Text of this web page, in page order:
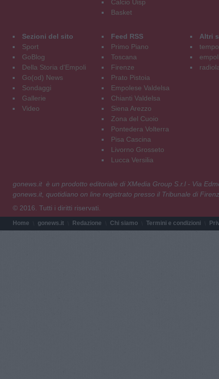
Calcio Uisp
Basket
Sezioni del sito
Sport
GoBlog
Della Storia d'Empoli
Go(od) News
Sondaggi
Gallerie
Video
Feed RSS
Primo Piano
Toscana
Firenze
Prato Pistoia
Empolese Valdelsa
Chianti Valdelsa
Siena Arezzo
Zona del Cuoio
Pontedera Volterra
Pisa Cascina
Livorno Grosseto
Lucca Versilia
Altri
gonews.it è un prodotto editoriale di XMedia Group S.r.l - Via
gonews.it, quotidiano on line registrato presso il Tribunale di
© 2016. Tutti i diritti riservati.
Home gonews.it Redazione Chi siamo Termini e condizioni